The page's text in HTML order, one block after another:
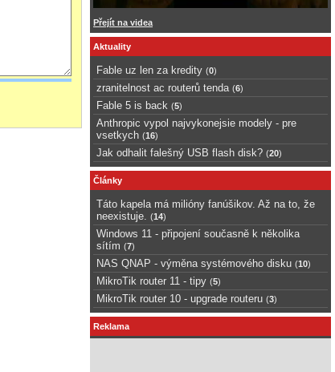
Přejít na videa
Aktuality
Fable uz len za kredity (0)
zranitelnost ac routerů tenda (6)
Fable 5 is back (5)
Anthropic vypol najvykonejsie modely - pre
vsetkych (16)
Jak odhalit falešný USB flash disk? (20)
Články
Táto kapela má milióny fanúšikov. Až na to, že
neexistuje.
(14)
Windows 11 - připojení současně k několika
sítím (7)
NAS QNAP - výměna systémového disku (10)
MikroTik router 11 - tipy (5)
MikroTik router 10 - upgrade routeru (3)
Reklama